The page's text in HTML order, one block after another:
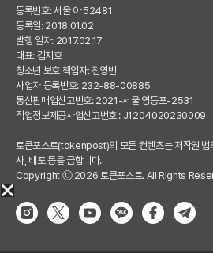
등록번호: 서울 아 52481
등록일: 2018.01.02
발행 일자: 2017.02.17
대표: 김지호
청소년 보호 책임자: 전영빈
사업자 등록번호: 232-88-00885
통신판매업신고번호: 2021-서울 영등포-2531
직업정보제공사업신고번호 : J1204020230009
토큰포스트(tokenpost)의 모든 컨텐츠는 저작권 법
사, 배포 등을 금합니다.
Copyright ⓒ 2026 토큰포스트. All Rights